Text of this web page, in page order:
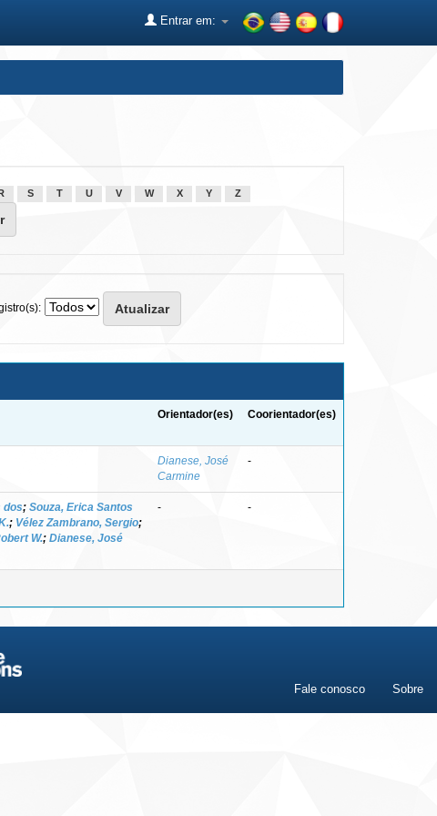
Entrar em:
R S T U V W X Y Z
Orientador(es) Coorientador(es)
Dianese, José
Carmine
-
dos; Souza, Erica Santos
; Vélez Zambrano, Sergio;
W.; Dianese, José
- -
Fale conosco Sobre